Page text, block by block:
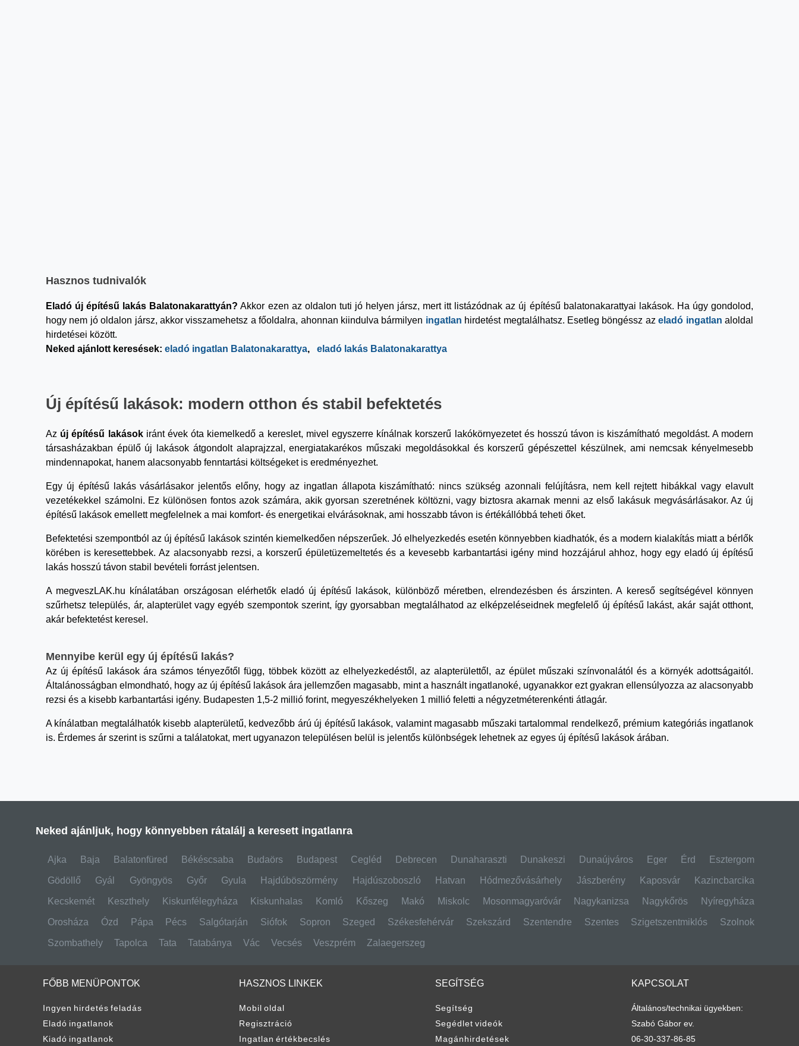
Hasznos tudnivalók
Eladó új építésű lakás Balatonakarattyán? Akkor ezen az oldalon tuti jó helyen jársz, mert itt listázódnak az új építésű balatonakarattyai lakások. Ha úgy gondolod,
hogy nem jó oldalon jársz, akkor visszamehetsz a főoldalra, ahonnan kiindulva bármilyen ingatlan hirdetést megtalálhatsz. Esetleg böngéssz azeladó ingatlan aloldal
hirdetései között.
Neked ajánlott keresések: eladó ingatlan Balatonakarattya, eladó lakás Balatonakarattya
Új építésű lakások: modern otthon és stabil befektetés
Az új építésű lakásokiránt évek óta kiemelkedő a kereslet, mivel egyszerre kínálnak korszerű lakókörnyezetet és hosszú távon is kiszámítható megoldást. A modern
társasházakban épülő új lakások átgondolt alaprajzzal, energiatakarékos műszaki megoldásokkal és korszerű gépészettel készülnek, ami nemcsak kényelmesebb
mindennapokat, hanem alacsonyabb fenntartási költségeket is eredményezhet.
Egy új építésű lakás vásárlásakor jelentős előny, hogy az ingatlan állapota kiszámítható: nincs szükség azonnali felújításra, nem kell rejtett hibákkal vagy elavult
vezetékekkel számolni. Ez különösen fontos azok számára, akik gyorsan szeretnének költözni, vagy biztosra akarnak menni az első lakásuk megvásárlásakor. Az új
építésű lakások emellett megfelelnek a mai komfort- és energetikai elvárásoknak, ami hosszabb távon is értékállóbbá teheti őket.
Befektetési szempontból az új építésű lakások szintén kiemelkedően népszerűek. Jó elhelyezkedés esetén könnyebben kiadhatók, és a modern kialakítás miatt a bérlők
körében is keresettebbek. Az alacsonyabb rezsi, a korszerű épületüzemeltetés és a kevesebb karbantartási igény mind hozzájárul ahhoz, hogy egy eladó új építésű
lakás hosszú távon stabil bevételi forrást jelentsen.
A megveszLAK.hu kínálatában országosan elérhetők eladó új építésű lakások, különböző méretben, elrendezésben és árszinten. A kereső segítségével könnyen
szűrhetsz település, ár, alapterület vagy egyéb szempontok szerint, így gyorsabban megtalálhatod az elképzeléseidnek megfelelő új építésű lakást, akár saját otthont,
akár befektetést keresel.
Mennyibe kerül egy új építésű lakás?
Az új építésű lakások ára számos tényezőtől függ, többek között az elhelyezkedéstől, az alapterülettől, az épület műszaki színvonalától és a környék adottságaitól.
Általánosságban elmondható, hogy az új építésű lakások ára jellemzően magasabb, mint a használt ingatlanoké, ugyanakkor ezt gyakran ellensúlyozza az alacsonyabb
rezsi és a kisebb karbantartási igény. Budapesten 1,5-2 millió forint, megyeszékhelyeken 1 millió feletti a négyzetméterenkénti átlagár.
A kínálatban megtalálhatók kisebb alapterületű, kedvezőbb árú új építésű lakások, valamint magasabb műszaki tartalommal rendelkező, prémium kategóriás ingatlanok
is. Érdemes ár szerint is szűrni a találatokat, mert ugyanazon településen belül is jelentős különbségek lehetnek az egyes új építésű lakások árában.
Neked ajánljuk, hogy könnyebben rátalálj a keresett ingatlanra
Ajka Baja Balatonfüred Békéscsaba Budaörs Budapest Cegléd Debrecen Dunaharaszti Dunakeszi Dunaújváros Eger Érd Esztergom
Gödöllő Gyál Gyöngyös Győr Gyula Hajdúböszörmény Hajdúszoboszló Hatvan Hódmezővásárhely Jászberény Kaposvár Kazincbarcika
Kecskemét Keszthely Kiskunfélegyháza Kiskunhalas Komló Kőszeg Makó Miskolc Mosonmagyaróvár Nagykanizsa Nagykőrös Nyíregyháza
Orosháza Ózd Pápa Pécs Salgótarján Siófok Sopron Szeged Székesfehérvár Szekszárd Szentendre Szentes Szigetszentmiklós Szolnok
Szombathely Tapolca Tata Tatabánya Vác Vecsés Veszprém Zalaegerszeg
FŐBB MENÜPONTOK
Ingyen hirdetés feladás
Eladó ingatlanok
Kiadó ingatlanok
HASZNOS LINKEK
Mobil oldal
Regisztráció
Ingatlan értékbecslés
SEGÍTSÉG
Segítség
Segédlet videók
Magánhirdetések
KAPCSOLAT
Általános/technikai ügyekben:
Szabó Gábor ev.
06-30-337-86-85